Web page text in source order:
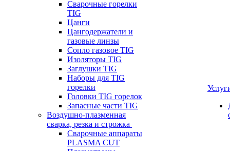
Сварочные горелки
TIG
Цанги
Цангодержатели и
газовые линзы
Сопло газовое TIG
Изоляторы TIG
Заглушки TIG
Наборы для TIG
горелки
Головки TIG горелок
Запасные части TIG
Воздушно-плазменная
сварка, резка и строжка
Сварочные аппараты
PLASMA CUT